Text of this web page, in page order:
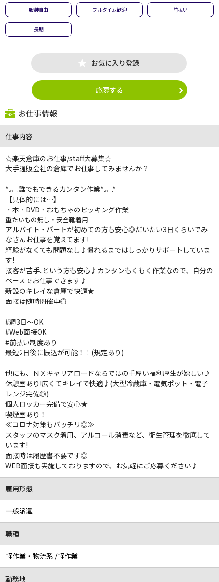
服装自由 フルタイム歓迎 前払い
長期
お気に入り登録
応募する
お仕事情報
仕事内容
☆楽天倉庫のお仕事/staff大募集☆
大手通販会社の倉庫でお仕事してみませんか？
*.。.誰でもできるカンタン作業*.。.*
【具体的には…】
・本・DVD・おもちゃのピッキング作業
重たいもの無し・安全靴着用
アルバイト・パートが初めての方も安心◎だいたい3日くらいでみ
なさんお仕事を覚えてます!
経験がなくても問題なし♪慣れるまではしっかりサポートしていま
す!
接客が苦手..という方も安心♪カンタンもくもく作業なので、自分の
ペースでお仕事できます♪
新設のキレイな倉庫で快適★
面接は随時開催中◎
#週3日〜OK
#Web面接OK
#前払い制度あり
最短2日後に振込が可能！！(規定あり)
他にも、ＮＸキャリアロードならではの手厚い福利厚生が嬉しい♪
休憩室あり!広くてキレイで快適♪(大型冷蔵庫・電気ポット・電子
レンジ完備◎)
個人ロッカー完備で安心★
喫煙室あり！
≪コロナ対策もバッチリ◎≫
スタッフのマスク着用、アルコール消毒など、衛生管理を徹底して
います!
面接時は履歴書不要です◎
WEB面接も実施しておりますので、お気軽にご応募ください♪
雇用形態
一般派遣
職種
軽作業・物流系 /軽作業
勤務地